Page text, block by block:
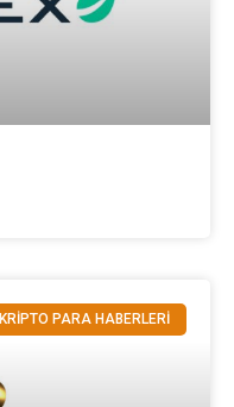
KRİPTO PARA HABERLERİ